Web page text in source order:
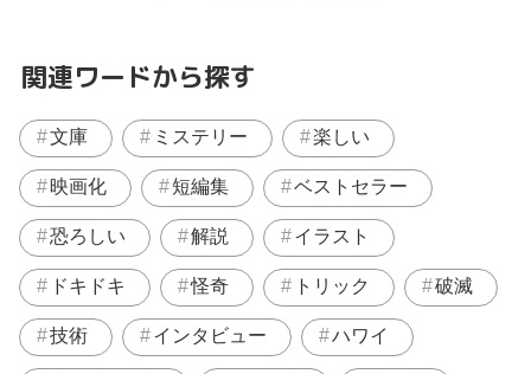
関連ワードから探す
文庫 ミステリー 楽しい
映画化 短編集 ベストセラー
恐ろしい 解説 イラスト
ドキドキ 怪奇 トリック 破滅
技術 インタビュー ハワイ